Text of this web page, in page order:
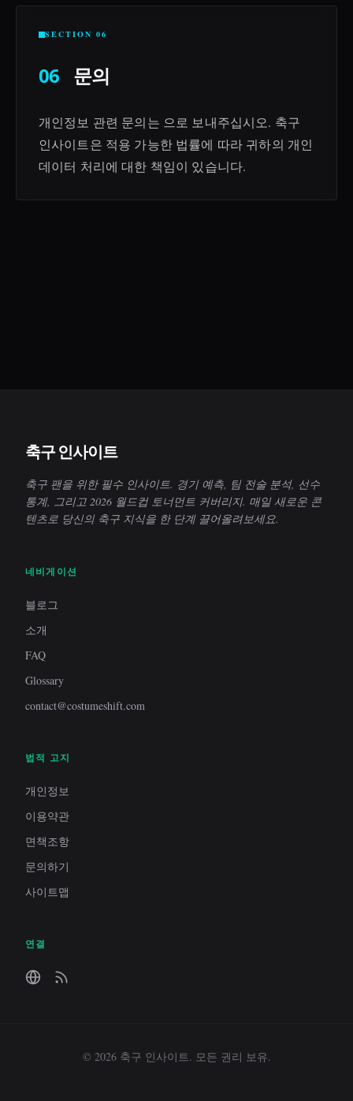
SECTION 06
06 문의
개인정보 관련 문의는 으로 보내주십시오. 축구
인사이트은 적용 가능한 법률에 따라 귀하의 개인
데이터 처리에 대한 책임이 있습니다.
축구 인사이트
축구 팬을 위한 필수 인사이트. 경기 예측, 팀 전술 분석, 선수
통계, 그리고 2026 월드컵 토너먼트 커버리지. 매일 새로운 콘
텐츠로 당신의 축구 지식을 한 단계 끌어올려보세요.
네비게이션
블로그
소개
FAQ
Glossary
contact@costumeshift.com
법적 고지
개인정보
이용약관
면책조항
문의하기
사이트맵
연결
© 2026 축구 인사이트. 모든 권리 보유.